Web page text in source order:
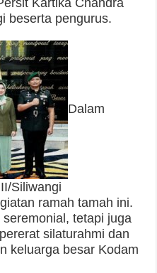
beserta pengurus.
Dalam
Siliwangi
ramah tamah ini.
tetapi juga
silaturahmi dan
keluarga besar Kodam